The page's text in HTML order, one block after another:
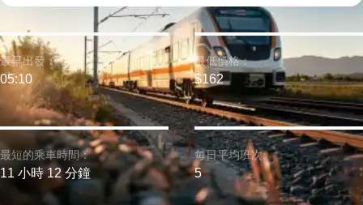
最短的乘車時間：
11 小時 12 分鐘
最早出發：
05:10
最低價格：
$162
每日平均班次:
5